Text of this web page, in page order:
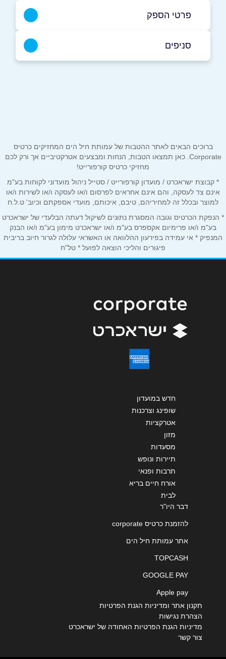
פרטי הספק
בפייסבוק באינסטגרם
טלפון*
אנא חזרו אלי בקשר ל...
שליחה
סניפים
ברוכים הבאים לאתר ההטבות של עמותת חיל הים המחזיקים כרטיס
Corporate. כאן תמצאו הטבות, הנחות ומבצעים אטרקטיביים אך ורק לכם
מחזיקי כרטיס קורפורייט!
* קבוצת ישראכרט / מועדון קורפורייט / סטייל ניהול מועדוני לקוחות בע"מ
אינם צד לעסקה, והם אינם אחראים לפרסום ו/או לעסקה ו/או לשירות ו/או
למוצר ובכלל זה למחיריהם, טיבם, איכותם, מועדי אספקתם וכיוב' ט.ל.ח
* הנפקת הכרטיס וגובה המסגרת נתונים לשיקול דעתה הבלעדי של ישראכרט
בע"מ ו/או פרימיום אקספרס בע"מ ו/או ישראכרט מימון בע"מ ו/או הבנק
המנפיק * אי עמידה בפירעון ההלוואה או האשראי עלולה לגרור חיוב בריבית
פיגורים והליכי הוצאה לפועל * טל"ח
חדש במועדון
שופינג וצרכנות
אטרקציות
מזון
מסעדות
תיירות ונופש
תרבות ופנאי
אורח חיים בריא
לבית
דבר היו"ר
להזמנת כרטיס corporate
אתר עמותת חיל הים
TOPCASH
GOOGLE PAY
Apple pay
תקנון אתר ומדיניות הגנת הפרטיות
הצהרת נגישות
מדיניות הגנת הפרטיות האחודה של ישראכרט
צור קשר